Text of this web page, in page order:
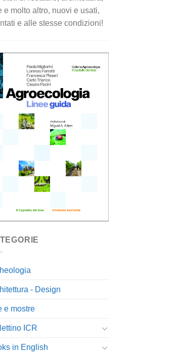
e molto altro, nuovi e usati,
e alle stesse condizioni!
- Design
e mostre
ICR
in English